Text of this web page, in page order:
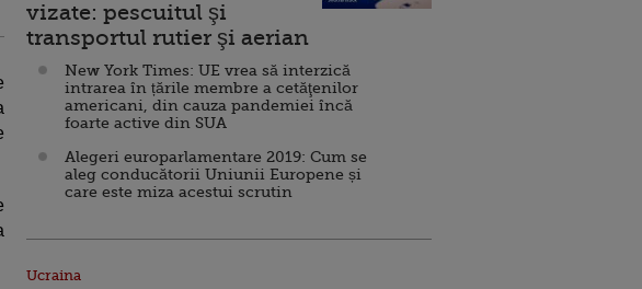
vizate: pescuitul şi
transportul rutier şi aerian
New York Times: UE vrea să interzică
intrarea în țările membre a cetăţenilor
americani, din cauza pandemiei încă
foarte active din SUA
Alegeri europarlamentare 2019: Cum se
aleg conducătorii Uniunii Europene și
care este miza acestui scrutin
Ucraina